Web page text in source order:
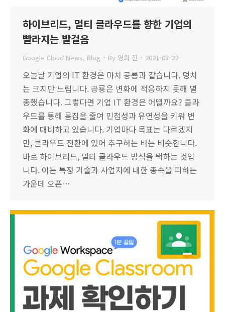
하이브리드, 멀티 클라우드를 향한 기업의
빨라지는 발걸음
Google Cloud News, Blog By 영희 진 2021-03-22
오늘날 기업의 IT 환경은 마치 공룡과 같습니다. 덩치
는 크지만 느립니다. 공룡은 변화에 적응하지 못해 멸
종했습니다. 그렇다면 기업 IT 환경은 어떨까요? 클라
우드를 통해 몸집을 줄여 민첩성과 유연성을 키워 변
화에 대비하고 있습니다. 기업마다 목표는 다르겠지
만, 클라우드 전환에 있어 추구하는 바는 비슷합니다.
바로 하이브리드, 멀티 클라우드 방식을 택하는 것입
니다. 이는 특정 기술과 사업자에 대한 종속을 피하는
가운데 오픈…